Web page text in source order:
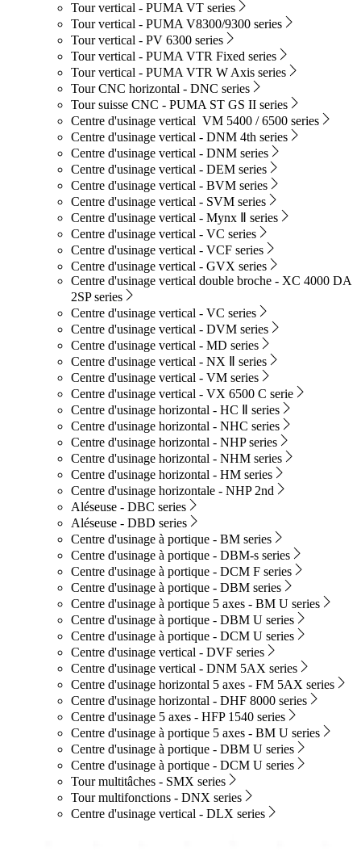
Tour vertical - PUMA VT series
Tour vertical - PUMA V8300/9300 series
Tour vertical - PV 6300 series
Tour vertical - PUMA VTR Fixed series
Tour vertical - PUMA VTR W Axis series
Tour CNC horizontal - DNC series
Tour suisse CNC - PUMA ST GS II series
Centre d'usinage vertical VM 5400 / 6500 series
Centre d'usinage vertical - DNM 4th series
Centre d'usinage vertical - DNM series
Centre d'usinage vertical - DEM series
Centre d'usinage vertical - BVM series
Centre d'usinage vertical - SVM series
Centre d'usinage vertical - Mynx Ⅱ series
Centre d'usinage vertical - VC series
Centre d'usinage vertical - VCF series
Centre d'usinage vertical - GVX series
Centre d'usinage vertical double broche - XC 4000 DA
2SP series
Centre d'usinage vertical - VC series
Centre d'usinage vertical - DVM series
Centre d'usinage vertical - MD series
Centre d'usinage vertical - NX Ⅱ series
Centre d'usinage vertical - VM series
Centre d'usinage vertical - VX 6500 C serie
Centre d'usinage horizontal - HC Ⅱ series
Centre d'usinage horizontal - NHC series
Centre d'usinage horizontal - NHP series
Centre d'usinage horizontal - NHM series
Centre d'usinage horizontal - HM series
Centre d'usinage horizontale - NHP 2nd
Aléseuse - DBC series
Aléseuse - DBD series
Centre d'usinage à portique - BM series
Centre d'usinage à portique - DBM-s series
Centre d'usinage à portique - DCM F series
Centre d'usinage à portique - DBM series
Centre d'usinage à portique 5 axes - BM U series
Centre d'usinage à portique - DBM U series
Centre d'usinage à portique - DCM U series
Centre d'usinage vertical - DVF series
Centre d'usinage vertical - DNM 5AX series
Centre d'usinage horizontal 5 axes - FM 5AX series
Centre d'usinage horizontal - DHF 8000 series
Centre d'usinage 5 axes - HFP 1540 series
Centre d'usinage à portique 5 axes - BM U series
Centre d'usinage à portique - DBM U series
Centre d'usinage à portique - DCM U series
Tour multitâches - SMX series
Tour multifonctions - DNX series
Centre d'usinage vertical - DLX series